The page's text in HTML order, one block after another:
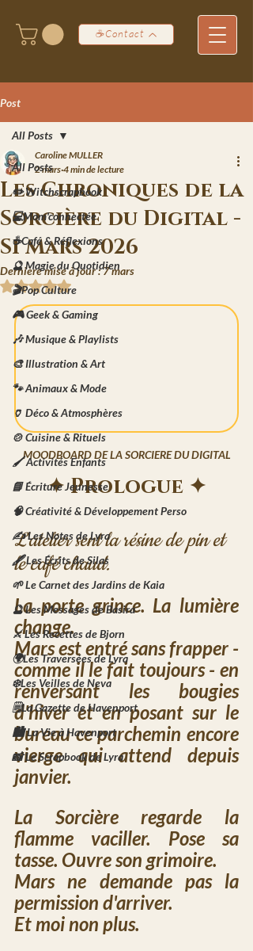
☕Contact
Post
All Posts
✏️ Witchscrapbook
💻Mom'connectée
☕Café & Réflexions
🔮 Magie du Quotidien
🎬Pop Culture
🎮 Geek & Gaming
🎶 Musique & Playlists
🎨 Illustration & Art
🐾 Animaux & Mode
🏺 Déco & Atmosphères
🍲 Cuisine & Rituels
🖌️ Activités Enfants
📘 Écriture Jeunesse
🧠 Créativité & Développement Perso
✍️ Les Notes de Lyra
🖋️ Les Écrits de Silas
🌱 Le Carnet des Jardins de Kaia
🔮 Les Messages de Basira
⚔️ Les Recettes de Bjorn
🌍Les Traversées de Lyra
❄️Les Veilles de Neva
🗒️La Gazette de Havenport
🏙️ La Vie à Havenport
📸 Le Scrapbook de Lyra
All Posts
Les Chroniques de la
Sorcière du Digital -
S1 Mars 2026
Caroline MULLER
2 mars 4 min de lecture
Dernière mise à jour :7 mars
Noté NaN étoiles sur 5.
MOODBOARD DE LA SORCIERE DU DIGITAL
✦ Prologue ✦
L'atelier sent la résine de pin et
le café chaud.
La porte grince. La lumière
change.
Mars est entré sans frapper -
comme il le fait toujours - en
renversant les bougies
d'hiver et en posant sur le
bureau ce parchemin encore
vierge qui attend depuis
janvier.
La Sorcière regarde la
flamme vaciller. Pose sa
tasse. Ouvre son grimoire.
Mars ne demande pas la
permission d'arriver.
Et moi non plus.